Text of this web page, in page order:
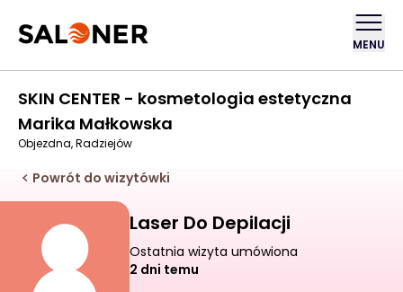
MENU
SKIN CENTER - kosmetologia estetyczna
Marika Małkowska
Objezdna, Radziejów
Powrót do wizytówki
Laser Do Depilacji
Ostatnia wizyta umówiona
2 dni temu